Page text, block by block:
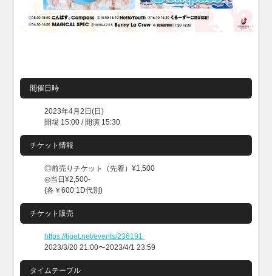
開催日時
2023年4月2日(日)
開場 15:00 / 開演 15:30
チケット情報
◎前売りチケット（先着）¥1,500
◎当日¥2,500-
(各￥600 1D代別)
チケット販売
https://tiget.net/events/236191
2023/3/20 21:00〜2023/4/1 23:59
タイムテーブル